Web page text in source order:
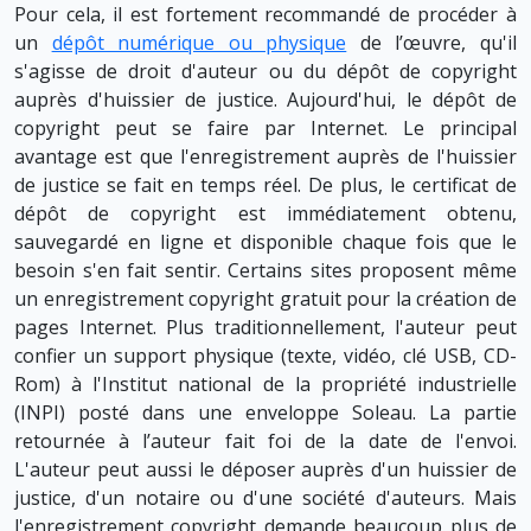
Pour cela, il est fortement recommandé de procéder à
un dépôt numérique ou physique de l’œuvre, qu'il
s'agisse de droit d'auteur ou du dépôt de copyright
auprès d'huissier de justice. Aujourd'hui, le dépôt de
copyright peut se faire par Internet. Le principal
avantage est que l'enregistrement auprès de l'huissier
de justice se fait en temps réel. De plus, le certificat de
dépôt de copyright est immédiatement obtenu,
sauvegardé en ligne et disponible chaque fois que le
besoin s'en fait sentir. Certains sites proposent même
un enregistrement copyright gratuit pour la création de
pages Internet. Plus traditionnellement, l'auteur peut
confier un support physique (texte, vidéo, clé USB, CD-
Rom) à l'Institut national de la propriété industrielle
(INPI) posté dans une enveloppe Soleau. La partie
retournée à l’auteur fait foi de la date de l'envoi.
L'auteur peut aussi le déposer auprès d'un huissier de
justice, d'un notaire ou d'une société d'auteurs. Mais